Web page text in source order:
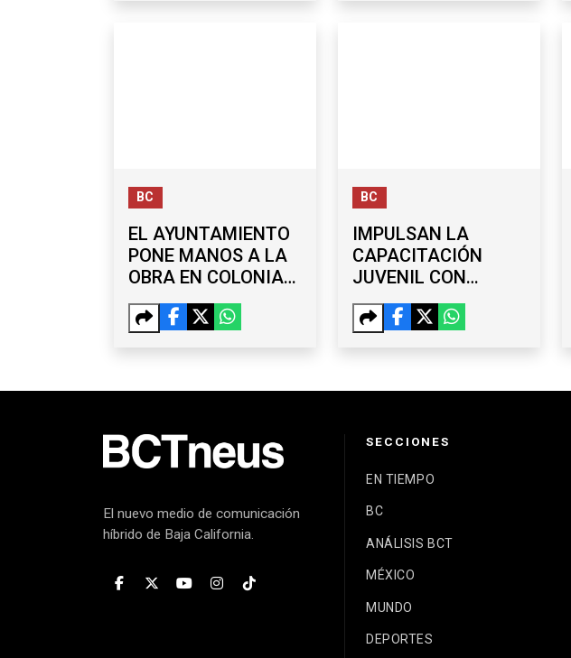
BC
EL AYUNTAMIENTO
PONE MANOS A LA
OBRA EN COLONIAS
DE OTAY, LA MESA Y
SÁNCHEZ TABOADA
BC
IMPULSAN LA
CAPACITACIÓN
JUVENIL CON
TALLERES
GRATUITOS EN
El nuevo medio de comunicación
híbrido de Baja California.
SECCIONES
EN TIEMPO
BC
ANÁLISIS BCT
MÉXICO
MUNDO
DEPORTES